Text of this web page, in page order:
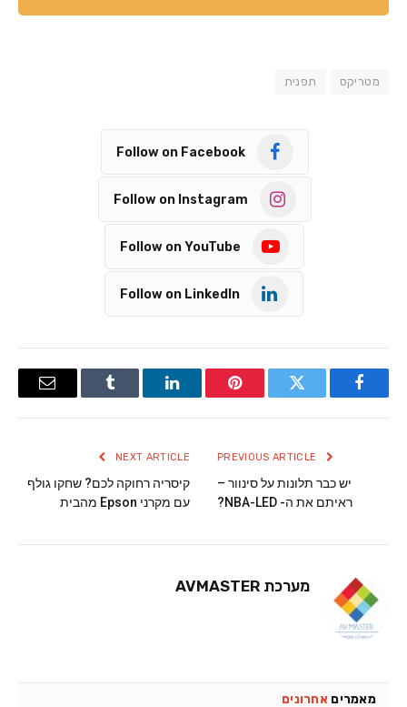
מטריקס תפנית
Follow on Facebook
Follow on Instagram
Follow on YouTube
Follow on LinkedIn
Facebook
Twitter
Pinterest
LinkedIn
Tumblr
Email
יש כבר תלונות על סינוור –
ראיתם את ה- NBA-LED?
NEXT ARTICLE
קיסריה רחוקה לכם? שחקו גולף
עם מקרני Epson מהבית
מערכת AVMASTER
מאמרים אחרונים